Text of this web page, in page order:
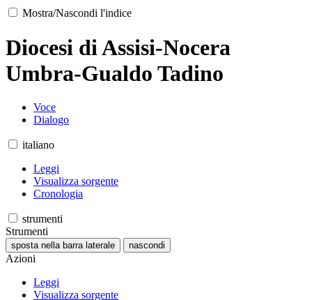
Mostra/Nascondi l'indice
Diocesi di Assisi-Nocera
Umbra-Gualdo Tadino
Voce
Dialogo
italiano
Leggi
Visualizza sorgente
Cronologia
strumenti
Strumenti
sposta nella barra laterale nascondi
Azioni
Leggi
Visualizza sorgente